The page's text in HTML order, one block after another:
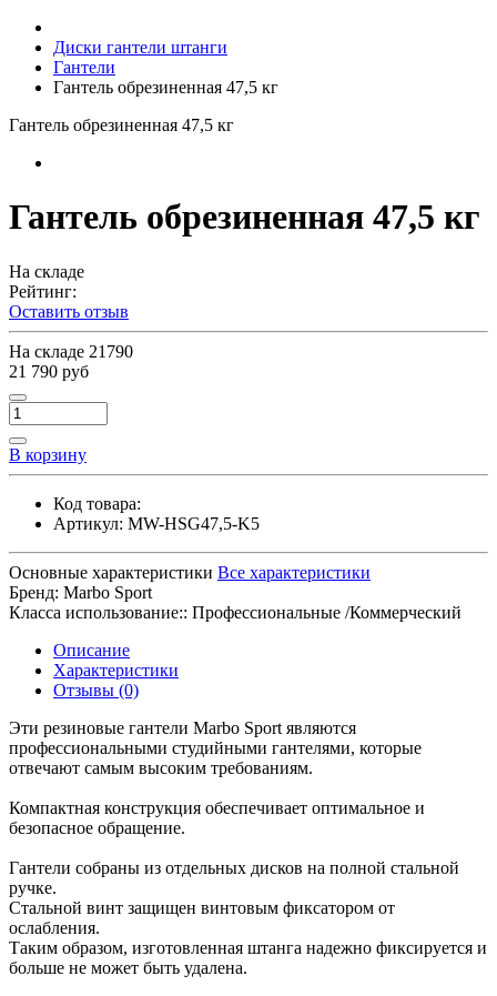
Диски гантели штанги
Гантели
Гантель обрезиненная 47,5 кг
Гантель обрезиненная 47,5 кг
Гантель обрезиненная 47,5 кг
На складе
Рейтинг:
Оставить отзыв
На складе 21790
21 790 руб
В корзину
Код товара:
Артикул: MW-HSG47,5-K5
Основные характеристики Все характеристики
Бренд: Marbo Sport
Класса использование:: Профессиональные /Коммерческий
Описание
Характеристики
Отзывы (0)
Эти резиновые гантели Marbo Sport являются
профессиональными студийными гантелями, которые
отвечают самым высоким требованиям.
Компактная конструкция обеспечивает оптимальное и
безопасное обращение.
Гантели собраны из отдельных дисков на полной стальной
ручке.
Стальной винт защищен винтовым фиксатором от
ослабления.
Таким образом, изготовленная штанга надежно фиксируется и
больше не может быть удалена.